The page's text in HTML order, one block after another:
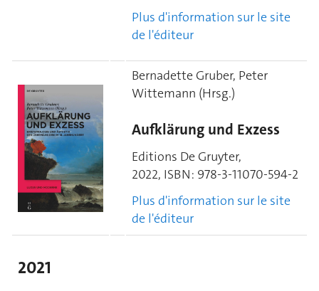
Plus d'information sur le site
de l'éditeur
Bernadette Gruber, Peter
Wittemann (Hrsg.)
Aufklärung und Exzess
Editions De Gruyter,
2022, ISBN: 978-3-11070-594-2
Plus d'information sur le site
de l'éditeur
2021